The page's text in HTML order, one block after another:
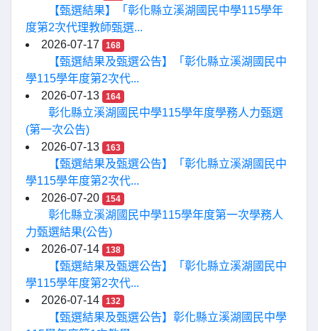
【甄選結果】「彰化縣立溪湖國民中學115學年
度第2次代理教師甄選...
2026-07-17
168
【甄選結果及甄選公告】「彰化縣立溪湖國民中
學115學年度第2次代...
2026-07-13
164
彰化縣立溪湖國民中學115學年度學務人力甄選
(第一次公告)
2026-07-13
163
【甄選結果及甄選公告】「彰化縣立溪湖國民中
學115學年度第2次代...
2026-07-20
154
彰化縣立溪湖國民中學115學年度第一次學務人
力甄選結果(公告)
2026-07-14
138
【甄選結果及甄選公告】「彰化縣立溪湖國民中
學115學年度第2次代...
2026-07-14
132
【甄選結果及甄選公告】彰化縣立溪湖國民中學